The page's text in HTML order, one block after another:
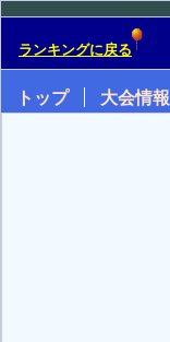
ランキングに戻る
トップ 大会情報